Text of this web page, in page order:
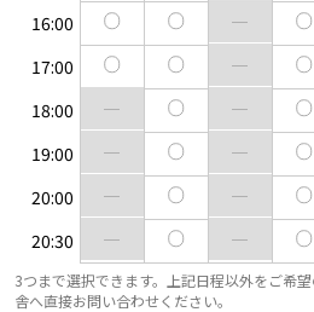
16:00
17:00
18:00
19:00
20:00
20:30
3つまで選択できます。上記日程以外をご希
舎へ直接お問い合わせください。